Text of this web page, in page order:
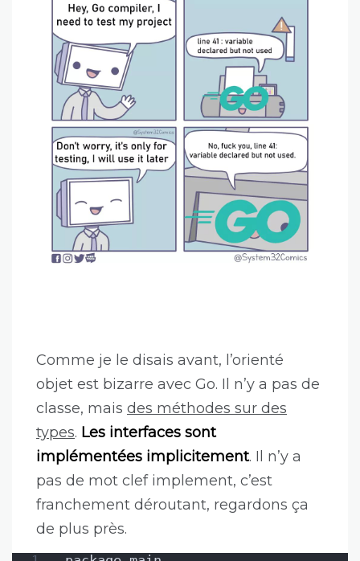
Comme je le disais avant, l’orienté
objet est bizarre avec Go. Il n’y a pas de
classe, mais des méthodes sur des
types. Les interfaces sont
implémentées implicitement. Il n’y a
pas de mot clef implement, c’est
franchement déroutant, regardons ça
de plus près.